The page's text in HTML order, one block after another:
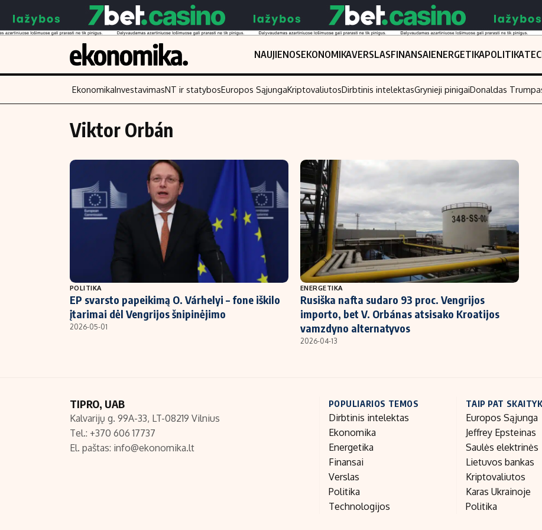
NAUJIENOSEKONOMIKAVERSLASFINANSAIENERGETIKAPOLITIKA
Turinys
Naujienos
Energetika
NT ir statybos
Finansai
Įmonės
Žemės ūkis
Technologijos
Laisvalaikis
Investavimas
Akcijų rinka
Saulės elektrinės
Kriptovaliutos
Infliacija
Migracija
Nedarbo
Indėlių skaičiuoklė
Būsto finansai
Įdomios naujienos
EkonomikaInvestavimasNT ir statybosEuropos SąjungaKriptovaliutosDirbtinis intelektasGrynieji pinigaiDonaldas
Viktor Orbán
POLITIKA
EP svarsto papeikimą O. Várhelyi – fone iškilo
įtarimai dėl Vengrijos šnipinėjimo
2026-05-01
ENERGETIKA
Rusiška nafta sudaro 93 proc. Vengrijos
importo, bet V. Orbánas atsisako Kroatijos
vamzdyno alternatyvos
2026-04-13
TIPRO, UAB
Kalvarijų g. 99A-33, LT-08219 Vilnius
Tel.: +370 606 17737
El. paštas: info@ekonomika.lt
POPULIARIOS TEMOS
Dirbtinis intelektas
Ekonomika
Energetika
Finansai
Verslas
Politika
Technologijos
TAIP PAT
Europos Sąjunga
Jeffrey Epsteinas
Saulės elektrinės
Lietuvos bankas
Kriptovaliutos
Karas Ukrainoje
Politika